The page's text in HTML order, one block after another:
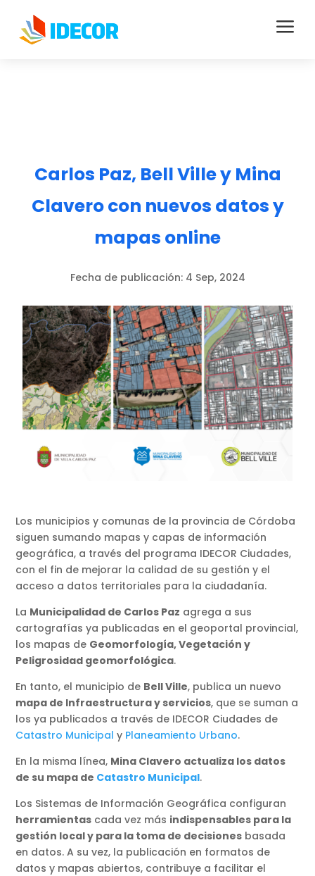
a
Carlos Paz, Bell Ville y Mina
Clavero con nuevos datos y
mapas online
Fecha de publicación: 4 Sep, 2024
Los municipios y comunas de la provincia de Córdoba
siguen sumando mapas y capas de información
geográfica, a través del programa IDECOR Ciudades,
con el fin de mejorar la calidad de su gestión y el
acceso a datos territoriales para la ciudadanía.
La Municipalidad de Carlos Paz agrega a sus
cartografías ya publicadas en el geoportal provincial,
los mapas de Geomorfología, Vegetación y
Peligrosidad geomorfológica.
En tanto, el municipio de Bell Ville, publica un nuevo
mapa de Infraestructura y servicios, que se suman a
los ya publicados a través de IDECOR Ciudades de
Catastro Municipal y Planeamiento Urbano.
En la misma línea, Mina Clavero actualiza los datos
de su mapa de Catastro Municipal.
Los Sistemas de Información Geográfica configuran
herramientas cada vez más indispensables para la
gestión local y para la toma de decisiones basada
en datos. A su vez, la publicación en formatos de
datos y mapas abiertos, contribuye a facilitar el